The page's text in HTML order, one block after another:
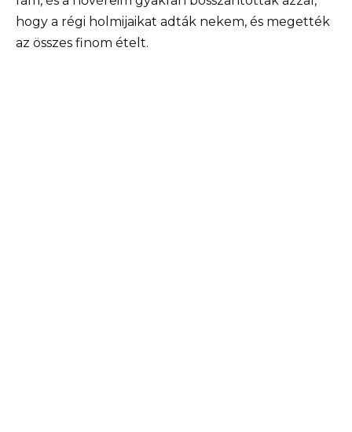
hogy a régi holmijaikat adták nekem, és megették
az összes finom ételt.